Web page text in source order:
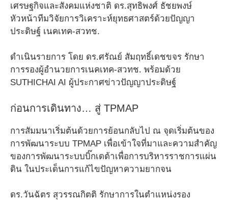
เศรษฐกิจและสังคมแห่งชาติ ดร.สุทธิพงศ์ ธัชยพงษ์
หัวหน้าทีมวิจัยการวิเคราะห์ยุทธศาสตร์ด้วยปัญญา
ประดิษฐ์ เนคเทค-สวทช.
ดำเนินรายการ โดย ดร.ศรัณย์ สัมฤทธิ์เดชขจร รักษา
การรองผู้อำนวยการเนคเทค-สวทช. พร้อมด้วย
SUTHICHAI AI ผู้ประกาศข่าวปัญญาประดิษฐ์
ก่อนการเดินทาง… สู่ TPMAP
การสัมมนาเริ่มต้นด้วยการย้อนกลับไป ณ จุดเริ่มต้นของ
การพัฒนาระบบ TPMAP เพื่อเข้าใจที่มาและความสำคัญ
ของการพัฒนาระบบบิ๊กเดต้าเพื่อการบริหารราชการแผ่น
ดิน ในประเด็นการแก้ไขปัญหาความยากจน
ดร.วันฉัตร สุวรรณกิตติ รักษาการในตำแหน่งรอง